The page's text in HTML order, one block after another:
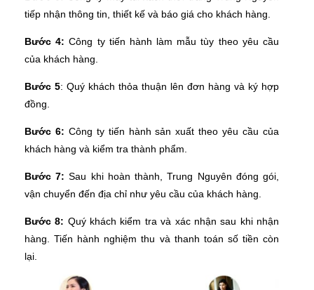
tiếp nhận thông tin, thiết kế và báo giá cho khách hàng.
Bước 4: Công ty tiến hành làm mẫu tùy theo yêu cầu
của khách hàng.
Bước 5: Quý khách thỏa thuận lên đơn hàng và ký hợp
đồng.
Bước 6: Công ty tiến hành sản xuất theo yêu cầu của
khách hàng và kiểm tra thành phẩm.
Bước 7: Sau khi hoàn thành, Trung Nguyên đóng gói,
vận chuyển đến địa chỉ như yêu cầu của khách hàng.
Bước 8: Quý khách kiểm tra và xác nhận sau khi nhận
hàng. Tiến hành nghiệm thu và thanh toán số tiền còn
lại.